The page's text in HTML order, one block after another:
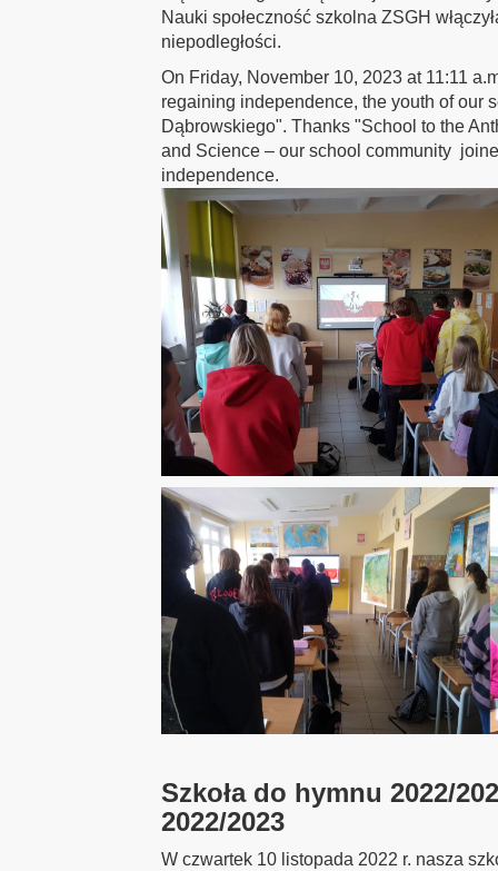
Nauki społeczność szkolna ZSGH
niepodległości.
On Friday, November 10, 2023 at 11:11
regaining independence, the youth of our
Dąbrowskiego". Thanks "School to the
and Science – our school community
independence.
Szkoła do hymnu 2022/
2022/2023
W czwartek 10 listopada 2022 r. nasza